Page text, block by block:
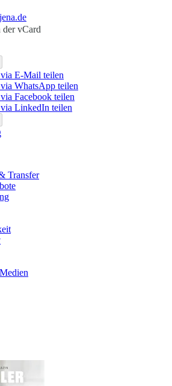
vCard
E-Mail teilen
WhatsApp teilen
Facebook teilen
LinkedIn teilen
Transfer